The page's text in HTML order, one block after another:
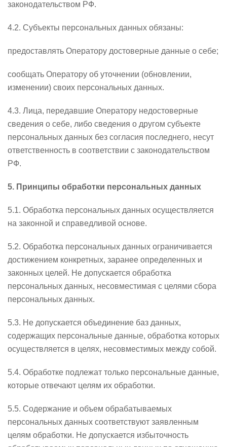
законодательством РФ.
4.2. Субъекты персональных данных обязаны:
предоставлять Оператору достоверные данные о себе;
сообщать Оператору об уточнении (обновлении,
изменении) своих персональных данных.
4.3. Лица, передавшие Оператору недостоверные
сведения о себе, либо сведения о другом субъекте
персональных данных без согласия последнего, несут
ответственность в соответствии с законодательством
РФ.
5. Принципы обработки персональных данных
5.1. Обработка персональных данных осуществляется
на законной и справедливой основе.
5.2. Обработка персональных данных ограничивается
достижением конкретных, заранее определенных и
законных целей. Не допускается обработка
персональных данных, несовместимая с целями сбора
персональных данных.
5.3. Не допускается объединение баз данных,
содержащих персональные данные, обработка которых
осуществляется в целях, несовместимых между собой.
5.4. Обработке подлежат только персональные данные,
которые отвечают целям их обработки.
5.5. Содержание и объем обрабатываемых
персональных данных соответствуют заявленным
целям обработки. Не допускается избыточность